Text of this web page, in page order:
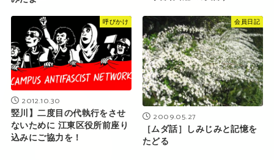
呼びかけ
2012.10.30
竪川】二度目の代執行をさせ
ないために 江東区役所前座り
込みにご協力を！
会員日記
2009.05.27
［ムダ話］しみじみと記憶を
たどる